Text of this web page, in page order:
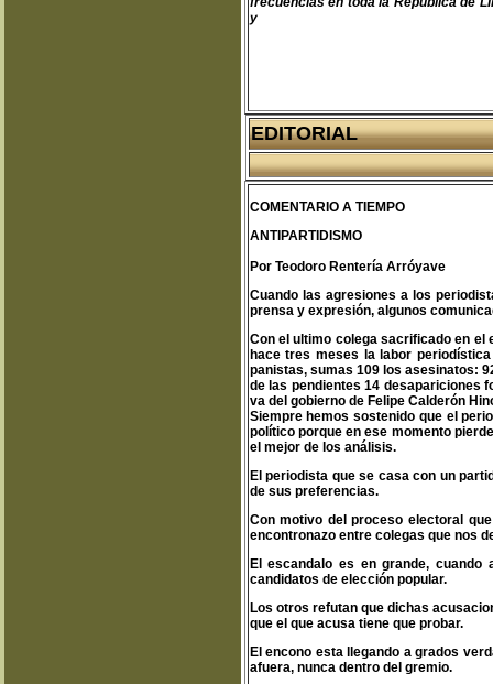
y
EDITORIAL
COMENTARIO A TIEMPO
ANTIPARTIDISMO
Por Teodoro Rentería Arróyave
Cuando las agresiones a los
prensa y expresión, algunos
Con el ultimo colega sacrificado en el
hace tres meses la labor
panistas, sumas 109 los asesinatos:
de las pendientes 14 desapariciones
va del gobierno de Felipe Calderón
Siempre hemos sostenido que el
político porque en ese momento
el mejor de los análisis.
El periodista que se casa con un
de sus preferencias.
Con motivo del proceso electoral
encontronazo entre colegas que nos
El escandalo es en grande,
candidatos de elección popular.
Los otros refutan que dichas
que el que acusa tiene que probar.
El encono esta llegando a grados
afuera, nunca dentro del gremio.